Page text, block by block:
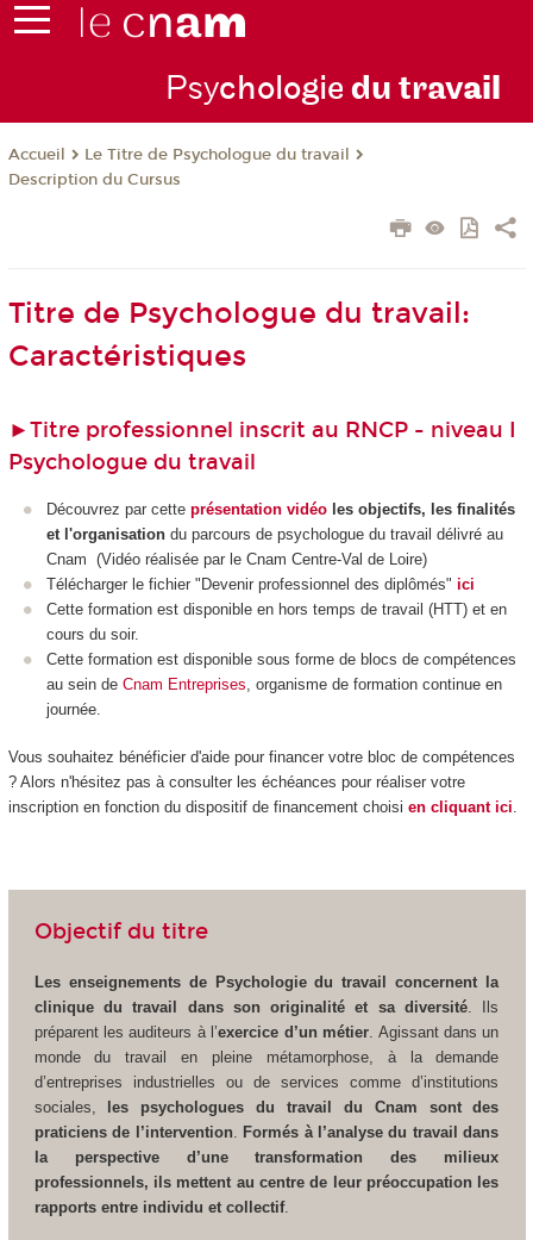
Psychologie du travail
Accueil
Le Titre de Psychologue du travail
Description du Cursus
Titre de Psychologue du travail:
Caractéristiques
►Titre professionnel inscrit au RNCP - niveau I
Psychologue du travail
Découvrez par cette présentation vidéo les objectifs, les finalités
et l'organisation du parcours de psychologue du travail délivré au
Cnam (Vidéo réalisée par le Cnam Centre-Val de Loire)
Télécharger le fichier "Devenir professionnel des diplômés" ici
Cette formation est disponible en hors temps de travail (HTT) et en
cours du soir.
Cette formation est disponible sous forme de blocs de compétences
au sein de Cnam Entreprises , organisme de formation continue en
journée.
Vous souhaitez bénéficier d'aide pour financer votre bloc de compétences
? Alors n'hésitez pas à consulter les échéances pour réaliser votre
inscription en fonction du dispositif de financement choisi en cliquant ici.
Objectif du titre
Les enseignements de Psychologie du travail concernent la
clinique du travail dans son originalité et sa diversité . Ils
préparent les auditeurs à l’exercice d’un métier . Agissant dans un
monde du travail en pleine métamorphose, à la demande
d’entreprises industrielles ou de services comme d’institutions
sociales,
les psychologues du travail du Cnam sont des
praticiens de l’intervention
Formés à l’analyse du travail dans
la perspective d’une transformation des milieux
professionnels, ils mettent au centre de leur préoccupation les
rapports entre individu et collectif.